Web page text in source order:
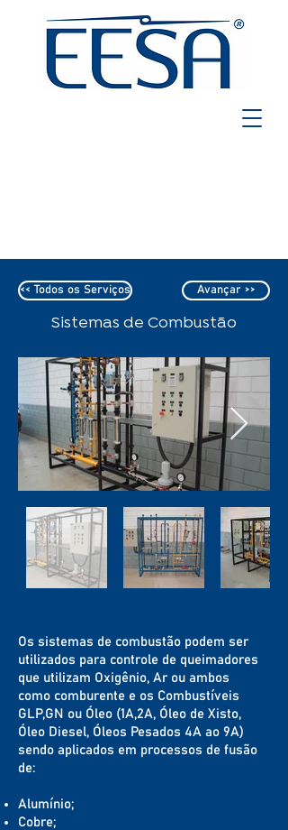
<< Todos os Serviços Avançar >>
Sistemas de Combustão
Os sistemas de combustão podem ser
utilizados para controle de queimadores
que utilizam Oxigênio, Ar ou ambos
como comburente e os Combustíveis
GLP,GN ou Óleo (1A,2A, Óleo de Xisto,
Óleo Diesel, Óleos Pesados 4A ao 9A)
sendo aplicados em processos de fusão
de:
Alumínio;
Cobre;